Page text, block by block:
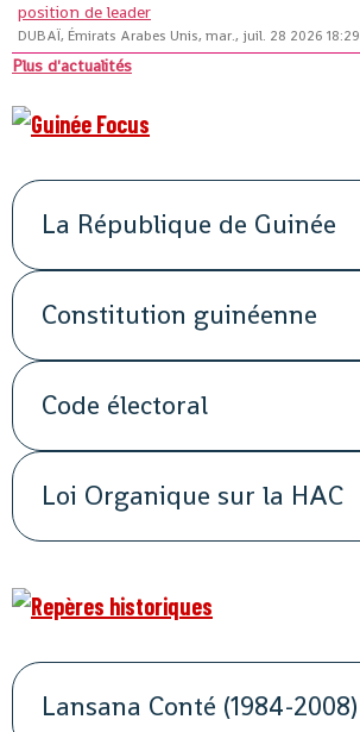
position de leader
DUBAÏ, Émirats Arabes Unis, mar., juil. 28 2026 18:29
Plus d'actualités
La République de Guinée
Constitution guinéenne
Code électoral
Loi Organique sur la HAC
Lansana Conté (1984-2008)